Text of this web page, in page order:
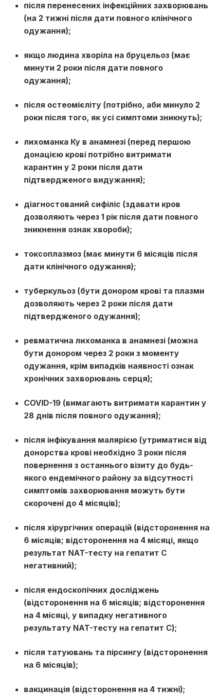
після перенесених інфекційних захворювань
(на 2 тижні після дати повного клінічного
одужання);
якщо людина хворіла на бруцельоз (має
минути 2 роки після дати повного
одужання);
після остеомієліту (потрібно, аби минуло 2
роки після того, як усі симптоми зникнуть);
лихоманка Ку в анамнезі (перед першою
донацією крові потрібно витримати
карантин у 2 роки після дати
підтвердженого видужання);
діагностований сифіліс (здавати кров
дозволяють через 1 рік після дати повного
зникнення ознак хвороби);
токсоплазмоз (має минути 6 місяців після
дати клінічного одужання);
туберкульоз (бути донором крові та плазми
дозволяють через 2 роки після дати
підтвердженого одужання);
ревматична лихоманка в анамнезі (можна
бути донором через 2 роки з моменту
одужання, крім випадків наявності ознак
хронічних захворювань серця);
COVID-19 (вимагають витримати карантин у
28 днів після повного одужання);
після інфікування малярією (утриматися від
донорства крові необхідно 3 роки після
повернення з останнього візиту до будь-
якого ендемічного району за відсутності
симптомів захворювання можуть бути
скорочені до 4 місяців);
після хірургічних операцій (відсторонення на
6 місяців; відсторонення на 4 місяці, якщо
результат NAT-тесту на гепатит С
негативний);
після ендоскопічних досліджень
(відсторонення на 6 місяців; відсторонення
на 4 місяці, у випадку негативного
результату NAT-тесту на гепатит С);
після татуювань та пірсингу (відсторонення
на 6 місяців);
вакцинація (відсторонення на 4 тижні);